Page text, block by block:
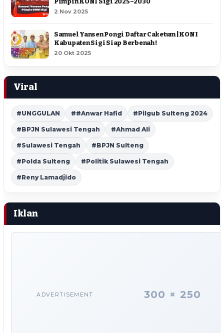
2 Nov 2025
Samuel Yansen Pongi Daftar Caketum | KONI
Kabupaten Sigi Siap Berbenah !
20 Okt 2025
Viral
#UNGGULAN ##Anwar Hafid #Pilgub Sulteng 2024
#BPJN Sulawesi Tengah #Ahmad Ali
#Sulawesi Tengah #BPJN Sulteng
#Polda Sulteng #Politik Sulawesi Tengah
#Reny Lamadjido
Iklan
ADVERTISEMENT 300 × 250